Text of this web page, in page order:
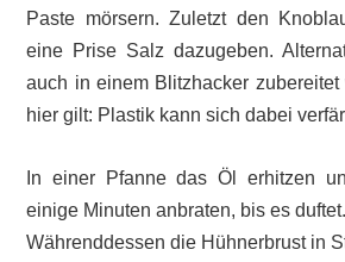
Paste mörsern. Zuletzt den
eine Prise Salz dazugeben.
auch in einem Blitzhacker zubereitet
hier gilt: Plastik kann sich dabei
In einer Pfanne das Öl erhitzen
einige Minuten anbraten, bis es duftet.
Währenddessen die Hühnerbrust in